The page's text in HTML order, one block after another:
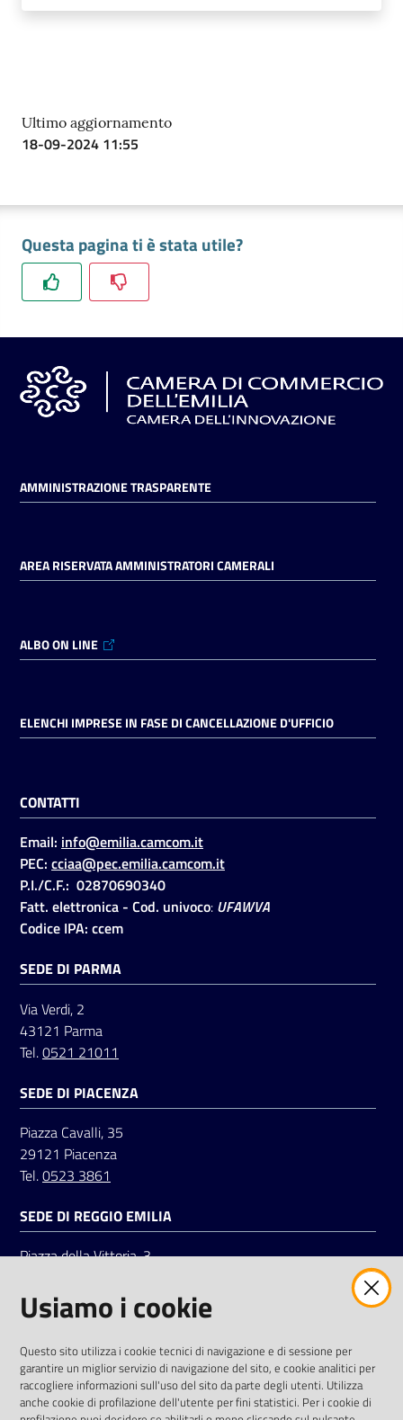
Ultimo aggiornamento
18-09-2024 11:55
Questa pagina ti è stata utile?
AMMINISTRAZIONE TRASPARENTE
AREA RISERVATA AMMINISTRATORI CAMERALI
ALBO ON LINE
ELENCHI IMPRESE IN FASE DI CANCELLAZIONE D'UFFICIO
CONTATTI
Email: info@emilia.camcom.it
PEC: cciaa@pec.emilia.camcom.it
P.I./C.F.: 02870690340
Fatt. elettronica - Cod. univoco: UFAWVA
Codice IPA: ccem
SEDE DI PARMA
Via Verdi, 2
43121 Parma
Tel.0521 21011
SEDE DI PIACENZA
Piazza Cavalli, 35
29121 Piacenza
Tel.0523 3861
SEDE DI REGGIO EMILIA
Piazza della Vittoria, 3
Tel.0522 7961
LinkedinFacebookInstagram
Usiamo i cookie
Questo sito utilizza i cookie tecnici di navigazione e di sessione per
garantire un miglior servizio di navigazione del sito, e cookie analitici per
raccogliere informazioni sull'uso del sito da parte degli utenti. Utilizza
anche cookie di profilazione dell'utente per fini statistici. Per i cookie di